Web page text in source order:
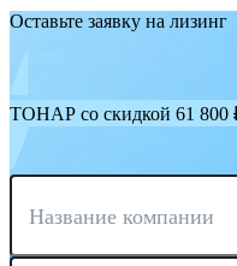
Оставьте заявку на лизинг
ТОНАР со скидкой 61 800
Название компании